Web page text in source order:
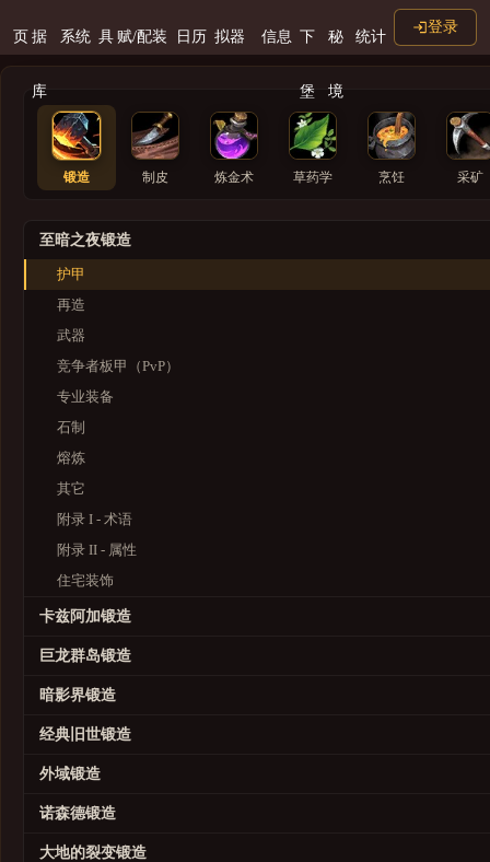
页 据
库
系统 具 赋/配装 日历 拟器 信息 下
堡
秘
境
统计
登录
锻造 制皮 炼金术 草药学 烹饪 采矿
至暗之夜锻造
护甲
再造
武器
竞争者板甲（PvP）
专业装备
石制
熔炼
其它
附录 I - 术语
附录 II - 属性
住宅装饰
卡兹阿加锻造
巨龙群岛锻造
暗影界锻造
经典旧世锻造
外域锻造
诺森德锻造
大地的裂变锻造